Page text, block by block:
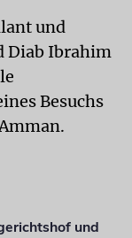
und
Diab Ibrahim
Besuchs
und